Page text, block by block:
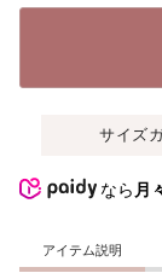
サイズ
なら 月
アイテム説明